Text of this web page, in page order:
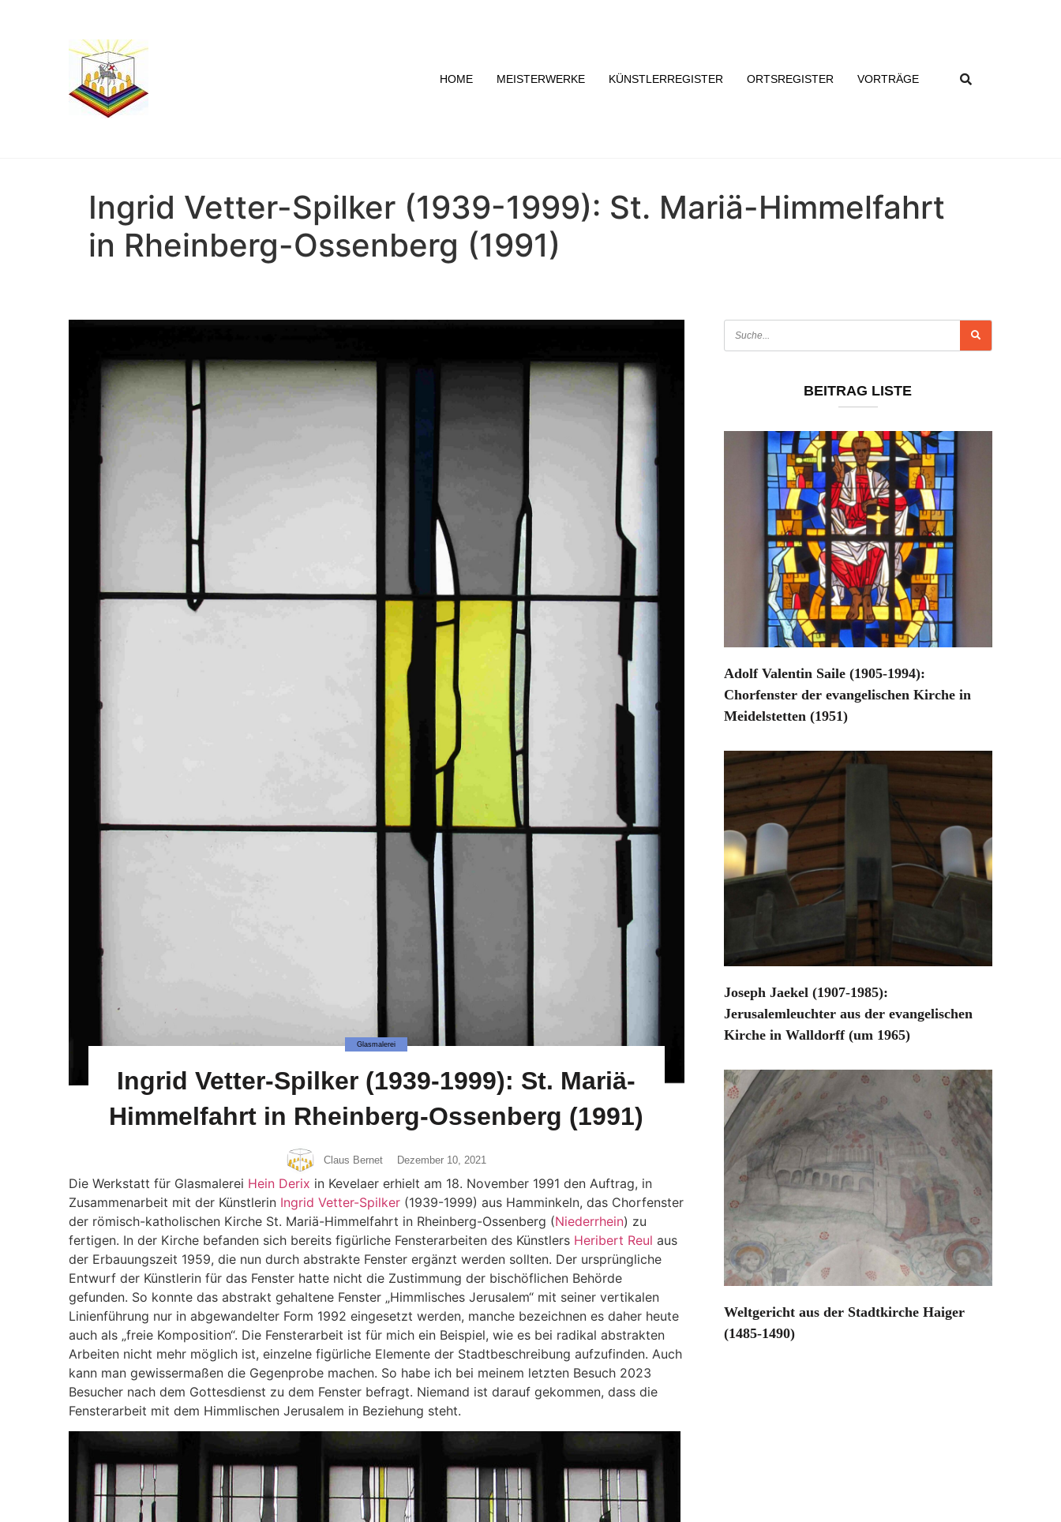
HOME MEISTERWERKE KÜNSTLERREGISTER ORTSREGISTER VORTRÄGE
Ingrid Vetter-Spilker (1939-1999): St. Mariä-Himmelfahrt
in Rheinberg-Ossenberg (1991)
Glasmalerei
Ingrid Vetter-Spilker (1939-1999): St. Mariä-
Himmelfahrt in Rheinberg-Ossenberg (1991)
Claus Bernet Dezember 10, 2021
Die Werkstatt für Glasmalerei Hein Derix in Kevelaer erhielt am 18. November 1991 den Auftrag, in
Zusammenarbeit mit der Künstlerin Ingrid Vetter-Spilker (1939-1999) aus Hamminkeln, das Chorfenster
der römisch-katholischen Kirche St. Mariä-Himmelfahrt in Rheinberg-Ossenberg (Niederrhein) zu
fertigen. In der Kirche befanden sich bereits figürliche Fensterarbeiten des Künstlers Heribert Reul aus
der Erbauungszeit 1959, die nun durch abstrakte Fenster ergänzt werden sollten. Der ursprüngliche
Entwurf der Künstlerin für das Fenster hatte nicht die Zustimmung der bischöflichen Behörde
gefunden. So konnte das abstrakt gehaltene Fenster „Himmlisches Jerusalem“ mit seiner vertikalen
Linienführung nur in abgewandelter Form 1992 eingesetzt werden, manche bezeichnen es daher heute
auch als „freie Komposition“. Die Fensterarbeit ist für mich ein Beispiel, wie es bei radikal abstrakten
Arbeiten nicht mehr möglich ist, einzelne figürliche Elemente der Stadtbeschreibung aufzufinden. Auch
kann man gewissermaßen die Gegenprobe machen. So habe ich bei meinem letzten Besuch 2023
Besucher nach dem Gottesdienst zu dem Fenster befragt. Niemand ist darauf gekommen, dass die
Fensterarbeit mit dem Himmlischen Jerusalem in Beziehung steht.
BEITRAG LISTE
Adolf Valentin Saile (1905-1994):
Chorfenster der evangelischen Kirche in
Meidelstetten (1951)
Joseph Jaekel (1907-1985):
Jerusalemleuchter aus der evangelischen
Kirche in Walldorff (um 1965)
Weltgericht aus der Stadtkirche Haiger
(1485-1490)